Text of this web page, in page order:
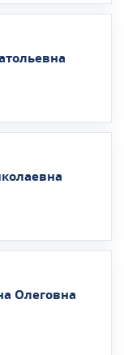
Олеговна